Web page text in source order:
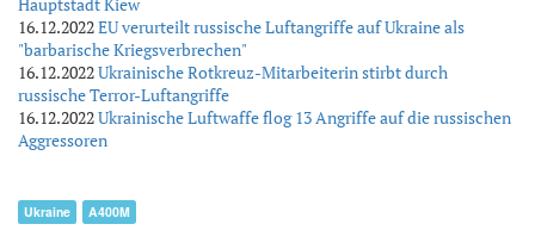
16.12.2022EU verurteilt russische Luftangriffe auf Ukraine als
"barbarische Kriegsverbrechen"
16.12.2022Ukrainische Rotkreuz-Mitarbeiterin stirbt durch
russische Terror-Luftangriffe
16.12.2022Ukrainische Luftwaffe flog 13 Angriffe auf die russischen
Aggressoren
Ukraine A400M